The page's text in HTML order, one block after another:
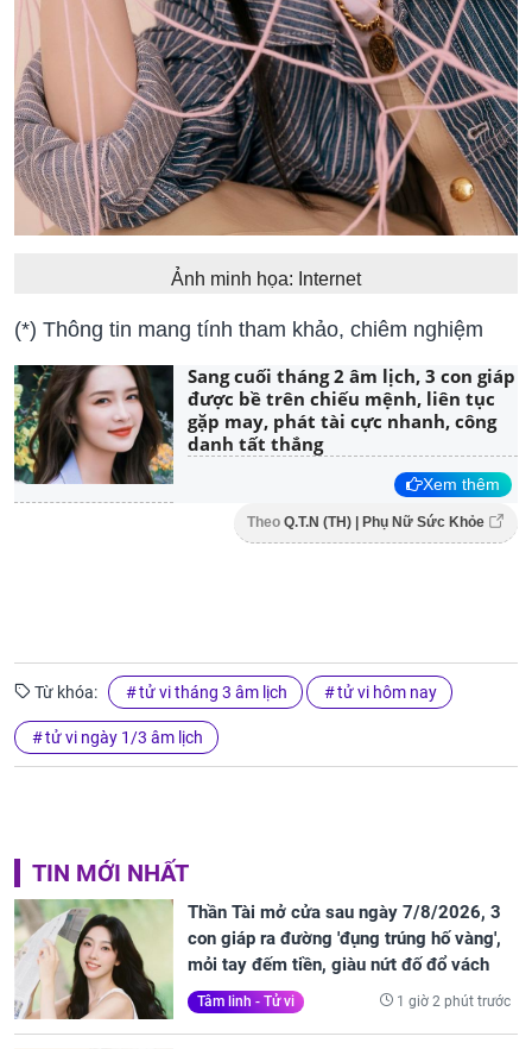
Ảnh minh họa: Internet
(*) Thông tin mang tính tham khảo, chiêm nghiệm
Sang cuối tháng 2 âm lịch, 3 con giáp
được bề trên chiếu mệnh, liên tục
gặp may, phát tài cực nhanh, công
danh tất thắng
Xem thêm
Theo Q.T.N (TH) | Phụ Nữ Sức Khỏe
Từ khóa: tử vi tháng 3 âm lịch tử vi hôm nay
tử vi ngày 1/3 âm lịch
TIN MỚI NHẤT
Thần Tài mở cửa sau ngày 7/8/2026, 3
con giáp ra đường 'đụng trúng hố vàng',
mỏi tay đếm tiền, giàu nứt đố đổ vách
Tâm linh - Tử vi 1 giờ 2 phút trước